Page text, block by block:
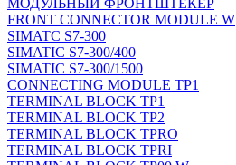
МОДУЛЬНЫЙ ФРОНТШТЕКЕР
FRONT CONNECTOR MODULE W
SIMATC S7-300
SIMATIC S7-300/400
SIMATIC S7-300/1500
CONNECTING MODULE TP1
TERMINAL BLOCK TP1
TERMINAL BLOCK TP2
TERMINAL BLOCK TPRO
TERMINAL BLOCK TPRI